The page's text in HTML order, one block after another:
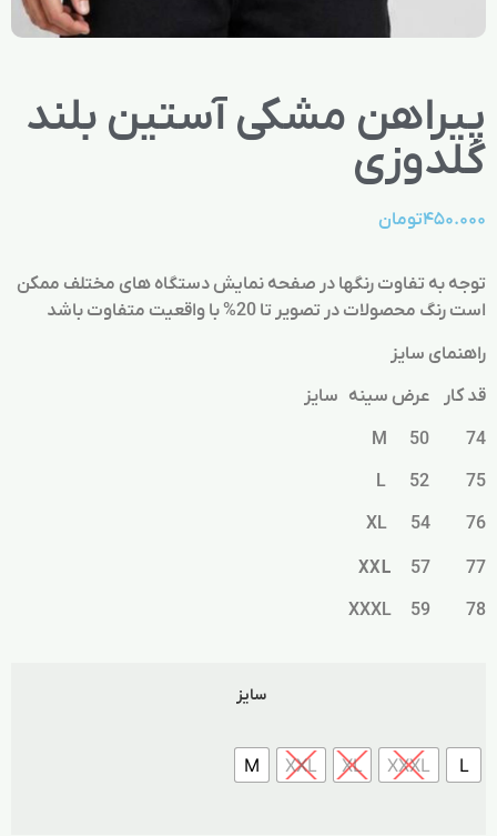
پیراهن مشکی آستین بلند
گلدوزی
۴۵۰.۰۰۰تومان
توجه به تفاوت رنگها در صفحه نمایش دستگاه های مختلف ممکن
است رنگ محصولات در تصویر تا 20% با واقعیت متفاوت باشد
راهنمای سایز
قد کار عرض سینه سایز
74 50 M
75 52 L
76 54 XL
XXL 57 77
78 59 XXXL
سایز
L
XXXL
XL
XXL
M